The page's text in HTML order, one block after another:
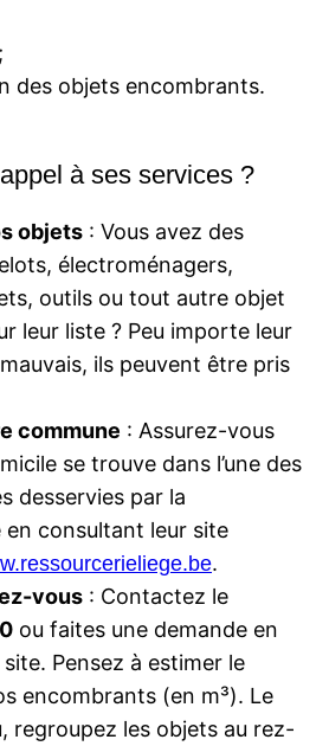
des objets encombrants.
à ses services ?
objets : Vous avez des
électroménagers,
outils ou tout autre objet
leur liste ? Peu importe leur
ils peuvent être pris
commune : Assurez-vous
se trouve dans l’une des
desservies par la
en consultant leur site
.
vous : Contactez le
ou faites une demande en
Pensez à estimer le
encombrants (en m³). Le
regroupez les objets au rez-